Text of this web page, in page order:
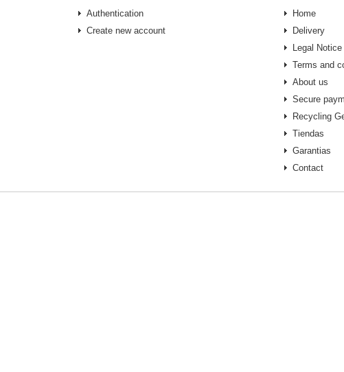
Authentication
Create new account
Home
Delivery
Legal Notice
Terms and
About us
Secure
Recycling
Tiendas
Garantias
Contact